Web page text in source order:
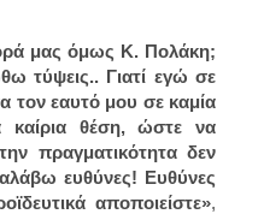
μας όμως Κ. Πολάκη;
τύψεις.. Γιατί εγώ σε
τον εαυτό μου σε καμία
καίρια θέση, ώστε να
πραγματικότητα δεν
ευθύνες! Ευθύνες
αποποιείστε»,